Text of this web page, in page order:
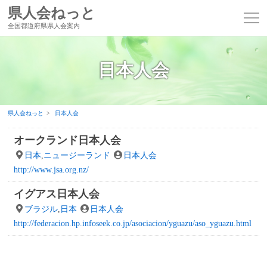
県人会ねっと
全国都道府県県人会案内
日本人会
県人会ねっと 日本人会
オークランド日本人会
日本 ニュージーランド
日本人会
http://www.jsa.org.nz/
イグアス日本人会
ブラジル 日本
日本人会
http://federacion.hp.infoseek.co.jp/asociacion/yguazu/aso_yguazu.html